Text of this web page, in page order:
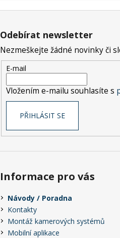
Odebírat newsletter
Nezmeškejte žádné novinky či
E-mail
Vložením e-mailu souhlasíte s
PŘIHLÁSIT SE
Informace pro vás
Návody / Poradna
Kontakty
Montáž kamerových systémů
Mobilní aplikace